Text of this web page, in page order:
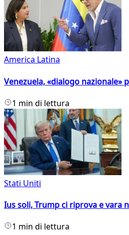
America Latina
Venezuela, «dialogo
1 min di lettura
Stati Uniti
Ius soli, Trump ci riprova e vara
1 min di lettura